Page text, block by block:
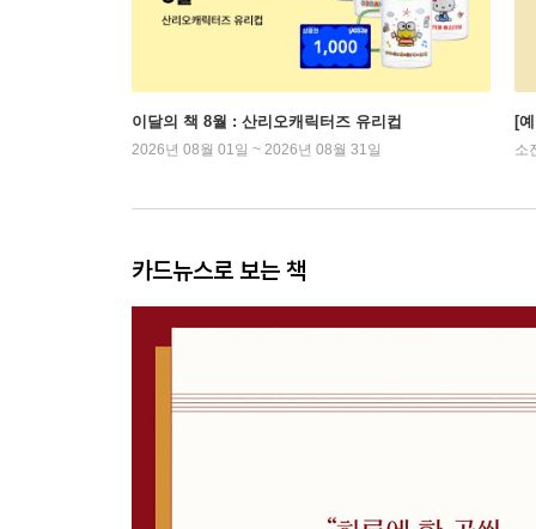
이달의 책 8월 : 산리오캐릭터즈 유리컵
2026년 08월 01일 ~ 2026년 08월 31일
[
소
카드뉴스로 보는 책